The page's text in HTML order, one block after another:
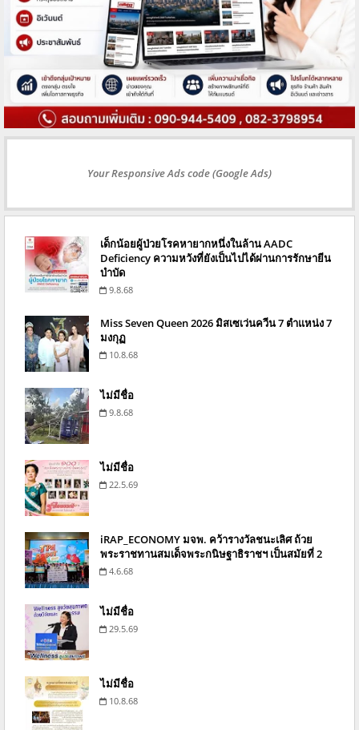
Your Responsive Ads code (Google Ads)
เด็กน้อยผู้ป่วยโรคหายากหนึ่งในล้าน AADC
Deficiency ความหวังที่ยังเป็นไปได้ผ่านการรักษายีน
บำบัด
9.8.68
Miss Seven Queen 2026 มิสเซเว่นควีน 7 ตำแหน่ง 7
มงกุฏ
10.8.68
ไม่มีชื่อ
9.8.68
ไม่มีชื่อ
22.5.69
iRAP_ECONOMY มจพ. คว้ารางวัลชนะเลิศ ถ้วย
พระราชทานสมเด็จพระกนิษฐาธิราชฯ เป็นสมัยที่ 2
4.6.68
ไม่มีชื่อ
29.5.69
ไม่มีชื่อ
10.8.68